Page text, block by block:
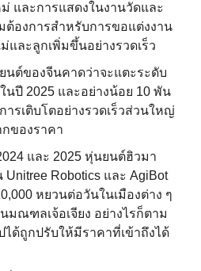
และการแสดงในงานวัดและ
องการสำหรับการขอแต่งงาน
และลูกเพิ่มขึ้นอย่างรวดเร็ว
นต์ของจีนคาดว่าจะแตะระดับ
ปี 2025 และอย่างน้อย 10 พัน
รเติบโตอย่างรวดเร็วส่วนใหญ่
กของราคา
และ 2025 หุ่นยนต์ฮิวมา
Robotics และ AgiBot
หยวนต่อวันในเมืองต่าง ๆ
มณฑลเจ้อเจียง อย่างไรก็ตาม
ด้ถูกปรับให้มีราคาที่เข้าถึงได้